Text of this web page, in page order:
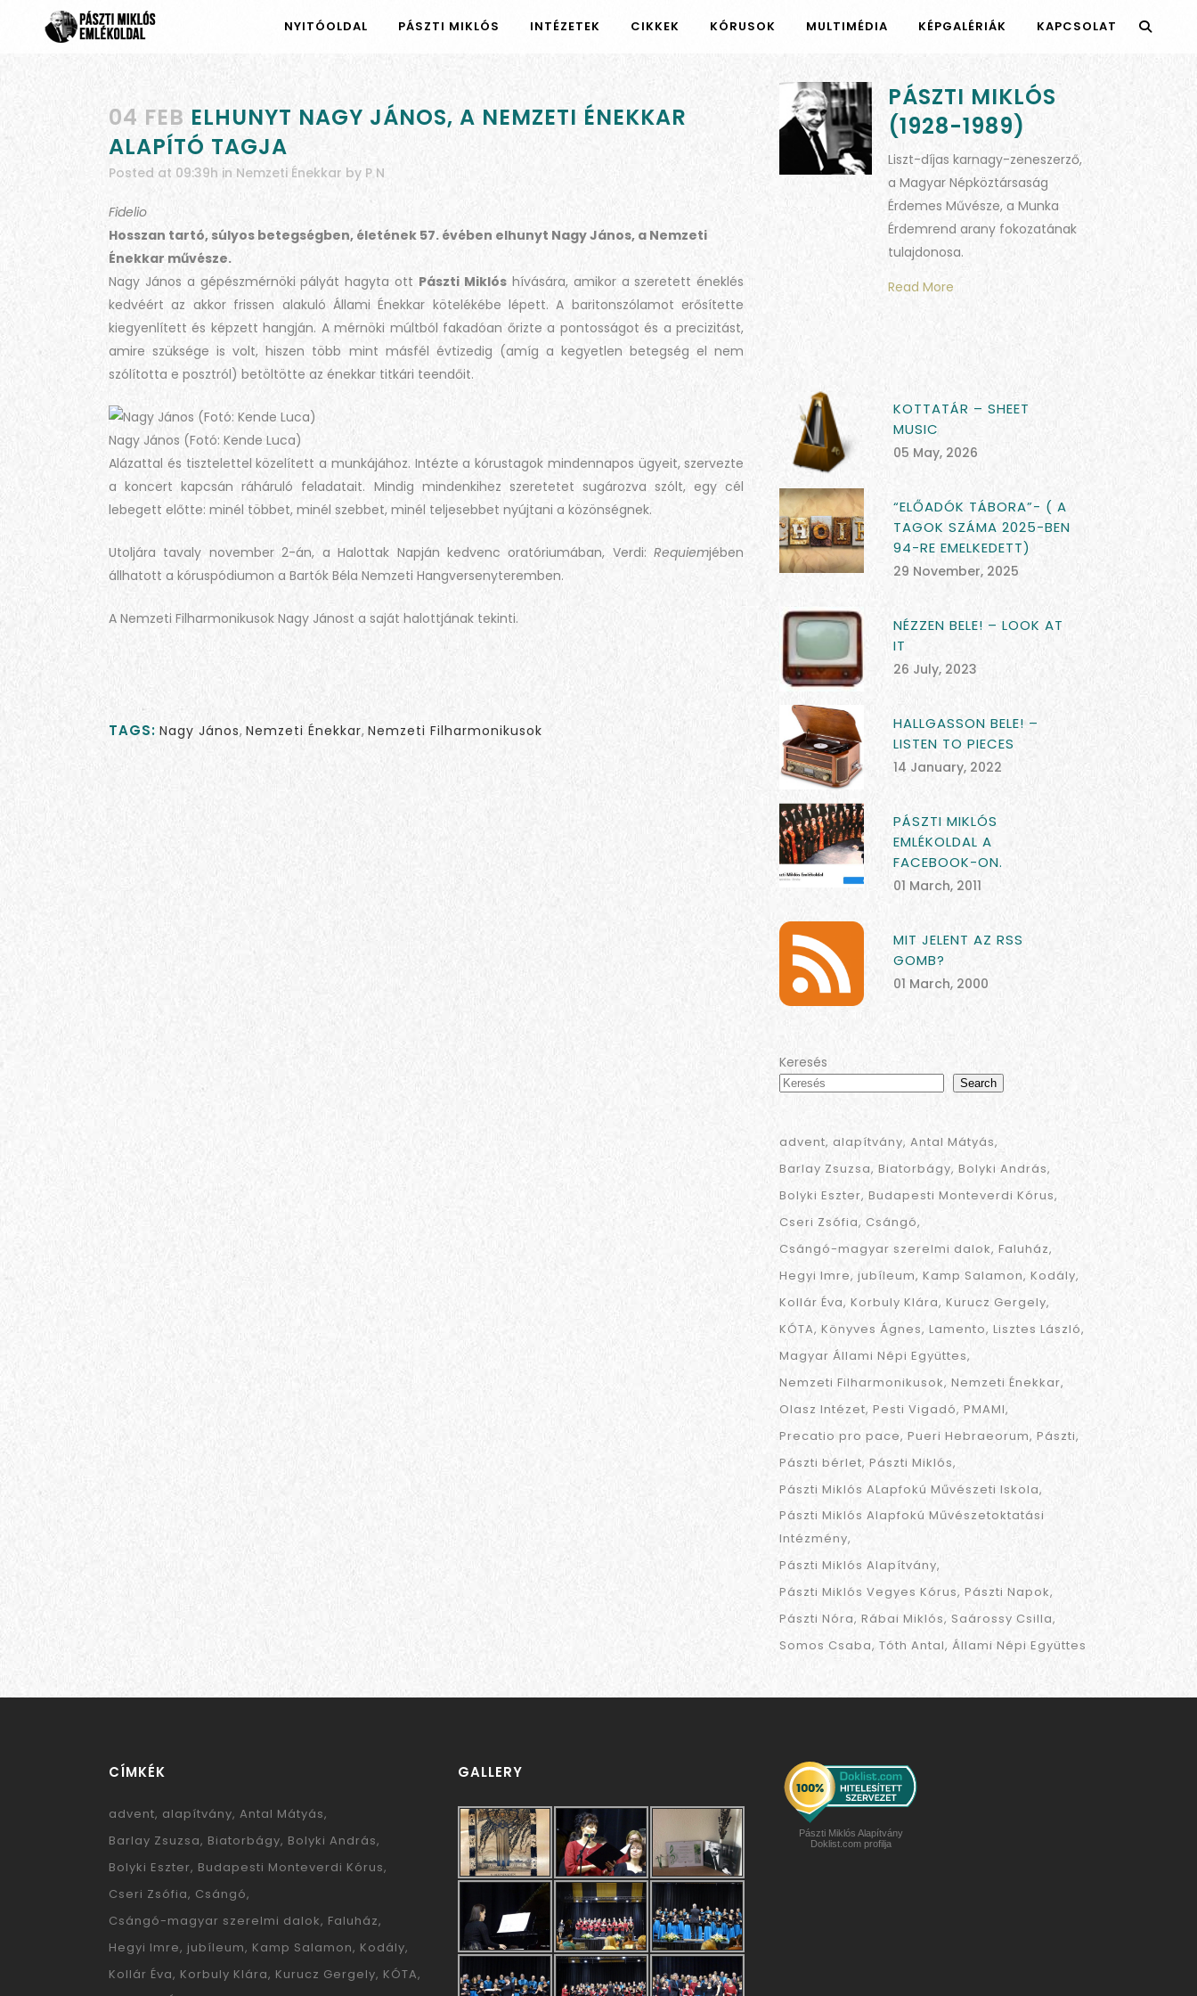
NYITÓOLDAL PÁSZTI MIKLÓS INTÉZETEK CIKKEK KÓRUSOK MULTIMÉDIA KÉPGALÉRIÁK KAPCSOLAT
04 FEB ELHUNYT NAGY JÁNOS, A NEMZETI ÉNEKKAR
ALAPÍTÓ TAGJA
Posted at 09:39h in Nemzeti Énekkar by P N
Fidelio
Hosszan tartó, súlyos betegségben, életének 57. évében elhunyt Nagy János, a Nemzeti
Énekkar művésze.
Nagy János a gépészmérnöki pályát hagyta ott Pászti Miklóshívására, amikor a szeretett éneklés
kedvéért az akkor frissen alakuló Állami Énekkar kötelékébe lépett. A baritonszólamot erősítette
kiegyenlített és képzett hangján. A mérnöki múltból fakadóan őrizte a pontosságot és a precizitást,
amire szüksége is volt, hiszen több mint másfél évtizedig (amíg a kegyetlen betegség el nem
szólította e posztról) betöltötte az énekkar titkári teendőit.
Nagy János (Fotó: Kende Luca)
Alázattal és tisztelettel közelített a munkájához. Intézte a kórustagok mindennapos ügyeit, szervezte
a koncert kapcsán ráháruló feladatait. Mindig mindenkihez szeretetet sugározva szólt, egy cél
lebegett előtte: minél többet, minél szebbet, minél teljesebbet nyújtani a közönségnek.
Utoljára tavaly november 2-án, a Halottak Napján kedvenc oratóriumában, Verdi:Requiemjében
állhatott a kóruspódiumon a Bartók Béla Nemzeti Hangversenyteremben.
A Nemzeti Filharmonikusok Nagy Jánost a saját halottjának tekinti.
TAGS: Nagy János, Nemzeti Énekkar, Nemzeti Filharmonikusok
PÁSZTI MIKLÓS
(1928-1989)
Liszt-díjas karnagy-zeneszerző,
a Magyar Népköztársaság
Érdemes Művésze, a Munka
Érdemrend arany fokozatának
tulajdonosa.
Read More
KOTTATÁR – SHEET
MUSIC
05 May, 2026
“ELŐADÓK TÁBORA”- ( A
TAGOK SZÁMA 2025-BEN
94-RE EMELKEDETT)
29 November, 2025
NÉZZEN BELE! – LOOK AT
IT
26 July, 2023
HALLGASSON BELE! –
LISTEN TO PIECES
14 January, 2022
PÁSZTI MIKLÓS
EMLÉKOLDAL A
FACEBOOK-ON.
01 March, 2011
MIT JELENT AZ RSS
GOMB?
01 March, 2000
Keresés
Search
advent alapítvány Antal Mátyás
Barlay Zsuzsa Biatorbágy Bolyki András
Bolyki Eszter Budapesti Monteverdi Kórus
Cseri Zsófia Csángó
Csángó-magyar szerelmi dalok Faluház
Hegyi Imre jubíleum Kamp Salamon Kodály
Kollár Éva Korbuly Klára Kurucz Gergely
KÓTA Könyves Ágnes Lamento Lisztes László
Magyar Állami Népi Együttes
Nemzeti Filharmonikusok Nemzeti Énekkar
Olasz Intézet Pesti Vigadó PMAMI
Precatio pro pace Pueri Hebraeorum Pászti
Pászti bérlet Pászti Miklós
Pászti Miklós ALapfokú Művészeti Iskola
Pászti Miklós Alapfokú Művészetoktatási
Intézmény
Pászti Miklós Alapítvány
Pászti Miklós Vegyes Kórus Pászti Napok
Pászti Nóra Rábai Miklós Saárossy Csilla
Somos Csaba Tóth Antal Állami Népi Együttes
CÍMKÉK
advent alapítvány Antal Mátyás
Barlay Zsuzsa Biatorbágy Bolyki András
Bolyki Eszter Budapesti Monteverdi Kórus
Cseri Zsófia Csángó
Csángó-magyar szerelmi dalok Faluház
Hegyi Imre jubíleum Kamp Salamon Kodály
Kollár Éva Korbuly Klára Kurucz Gergely KÓTA
GALLERY
Pászti Miklós Alapítvány
Doklist.com profilja